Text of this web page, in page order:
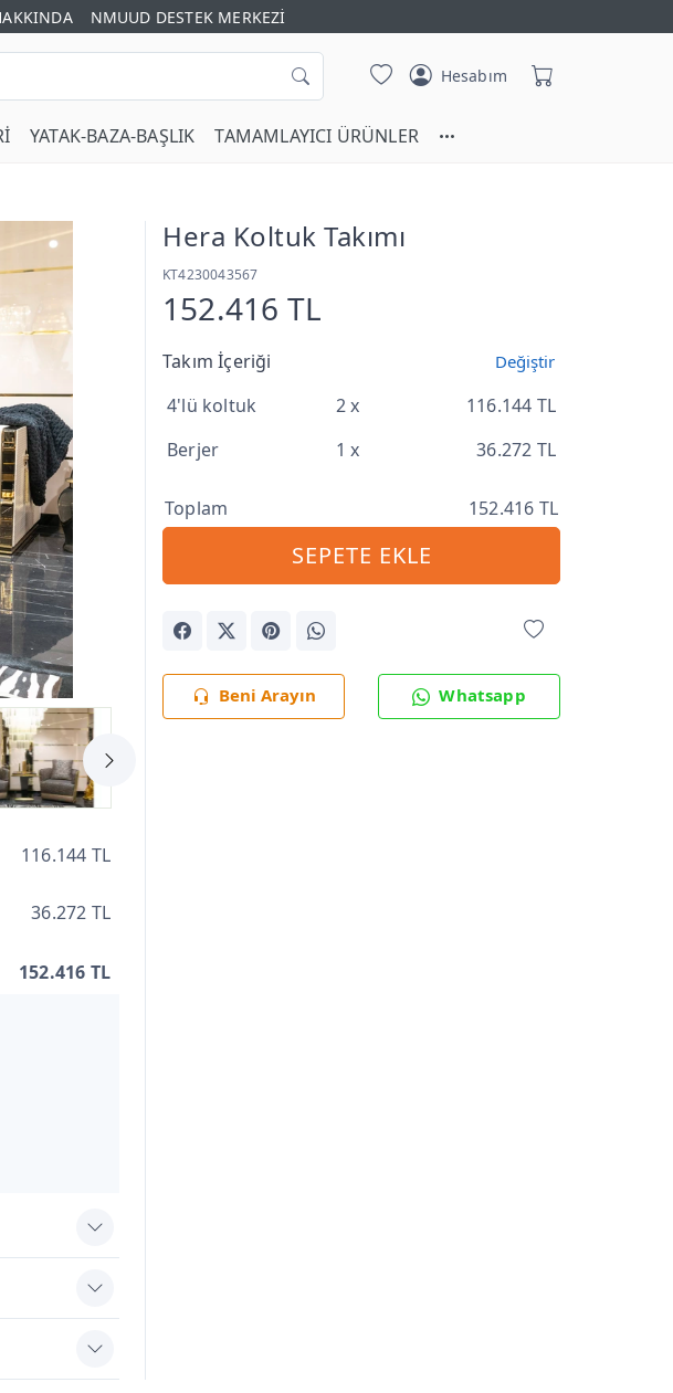
NMUUD DESTEK MERKEZİ
Hesabım
YATAK-BAZA-BAŞLIK TAMAMLAYICI ÜRÜNLER
Hera Koltuk Takımı
KT4230043567
152.416 TL
Takım İçeriği Değiştir
4'lü koltuk 2 x
116.144 TL
Berjer
1 x 36.272 TL
Toplam 152.416 TL
SEPETE EKLE
Beni Arayın Whatsapp
116.144 TL
36.272 TL
152.416 TL